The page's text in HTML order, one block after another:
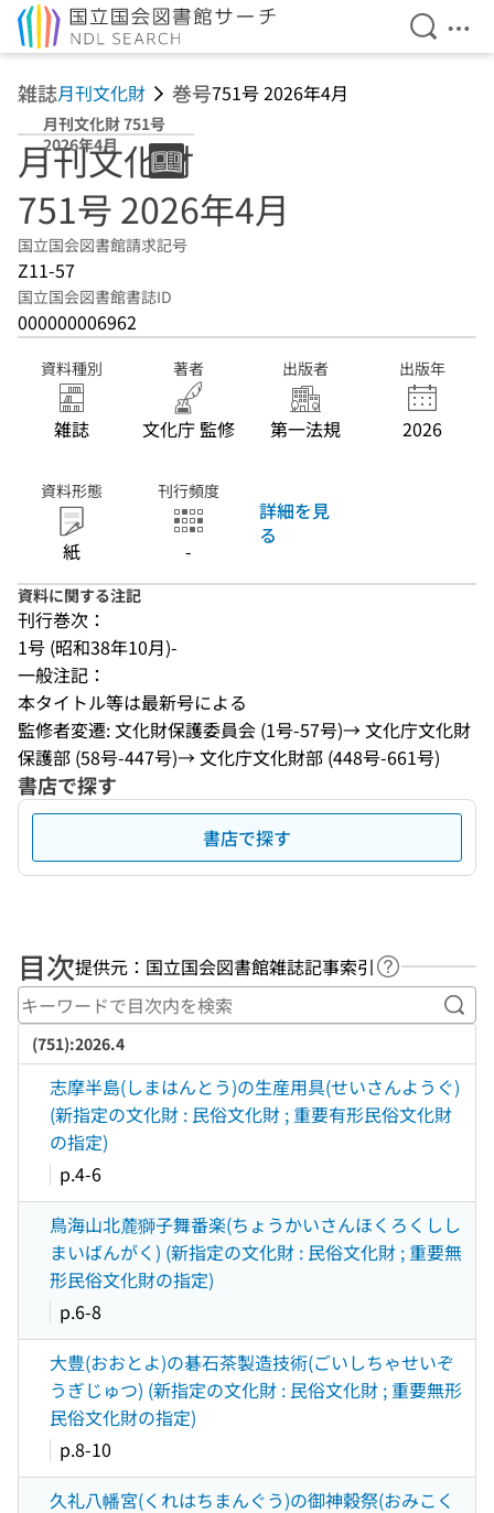
検索を
メ
雑誌月刊文化財 巻号751号 2026年4月
月刊文化財 751号
2026年4月
月刊文化財
751号 2026年4月
国立国会図書館請求記号
Z11-57
国立国会図書館書誌ID
000000006962
資料種別
雑誌
著者
文化庁 監修
出版者
第一法規
出版年
2026
資料形態
紙
刊行頻度
-
詳細を見
る
資料に関する注記
刊行巻次：
1号 (昭和38年10月)-
一般注記：
本タイトル等は最新号による
監修者変遷: 文化財保護委員会 (1号-57号)→ 文化庁文化財
保護部 (58号-447号)→ 文化庁文化財部 (448号-661号)
書店で探す
書店で探す
目次提供元：国立国会図書館雑誌記事索引 ヘルプペー
キ
(751):2026.4
志摩半島(しまはんとう)の生産用具(せいさんようぐ)
(新指定の文化財 : 民俗文化財 ; 重要有形民俗文化財
の指定)
p.4-6
鳥海山北麓獅子舞番楽(ちょうかいさんほくろくしし
まいばんがく) (新指定の文化財 : 民俗文化財 ; 重要無
形民俗文化財の指定)
p.6-8
大豊(おおとよ)の碁石茶製造技術(ごいしちゃせいぞ
うぎじゅつ) (新指定の文化財 : 民俗文化財 ; 重要無形
民俗文化財の指定)
p.8-10
久礼八幡宮(くれはちまんぐう)の御神穀祭(おみこく